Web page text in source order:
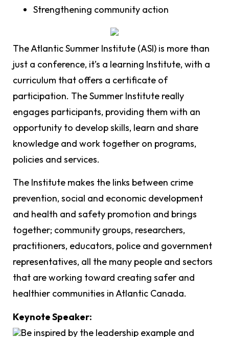
Strengthening community action
The Atlantic Summer Institute (ASI) is more than
just a conference, it’s a learning Institute, with a
curriculum that offers a certificate of
participation. The Summer Institute really
engages participants, providing them with an
opportunity to develop skills, learn and share
knowledge and work together on programs,
policies and services.
The Institute makes the links between crime
prevention, social and economic development
and health and safety promotion and brings
together; community groups, researchers,
practitioners, educators, police and government
representatives, all the many people and sectors
that are working toward creating safer and
healthier communities in Atlantic Canada.
Keynote Speaker:
Be inspired by the leadership example and